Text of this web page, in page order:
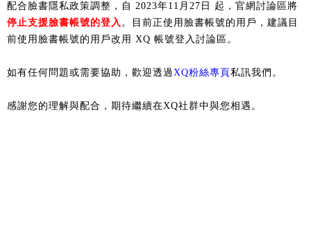
配合臉書隱私政策調整，自 2023年11月27日 起，官網討論區將
停止支援臉書帳號的登入 。目前正使用臉書帳號的用戶，建議目
前使用臉書帳號的用戶改用 XQ 帳號登入討論區。
如有任何問題或需要協助，歡迎透過XQ粉絲專頁 私訊我們。
感謝您的理解與配合，期待繼續在XQ社群中與您相遇。